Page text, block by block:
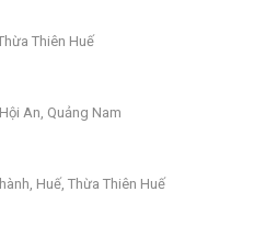
Thiên Huế
An, Quảng Nam
Huế, Thừa Thiên Huế